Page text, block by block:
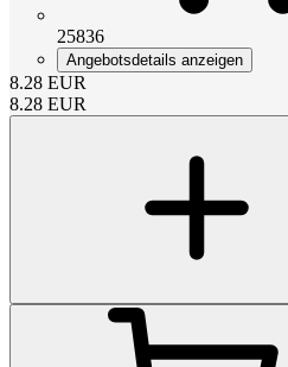
25836
Angebotsdetails anzeigen
8.28 EUR
8.28 EUR